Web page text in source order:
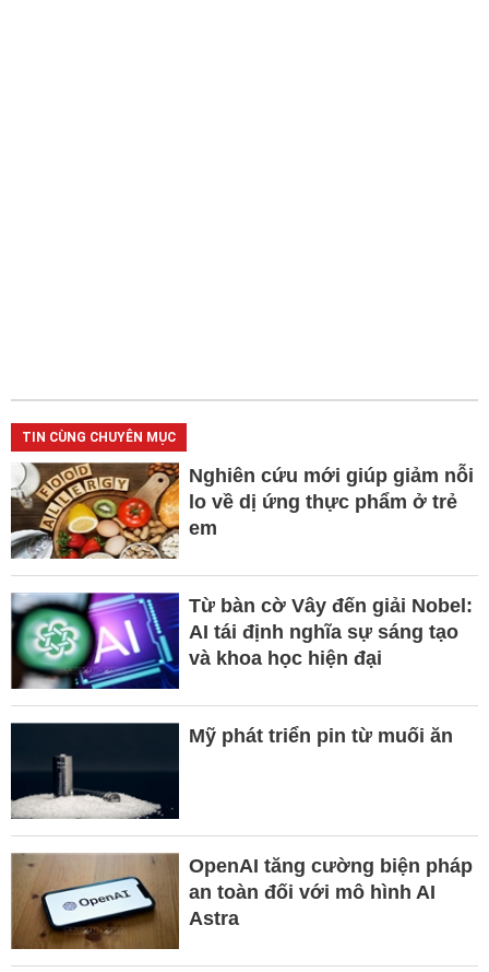
TIN CÙNG CHUYÊN MỤC
Nghiên cứu mới giúp giảm nỗi
lo về dị ứng thực phẩm ở trẻ
em
Từ bàn cờ Vây đến giải Nobel:
AI tái định nghĩa sự sáng tạo
và khoa học hiện đại
Mỹ phát triển pin từ muối ăn
OpenAI tăng cường biện pháp
an toàn đối với mô hình AI
Astra